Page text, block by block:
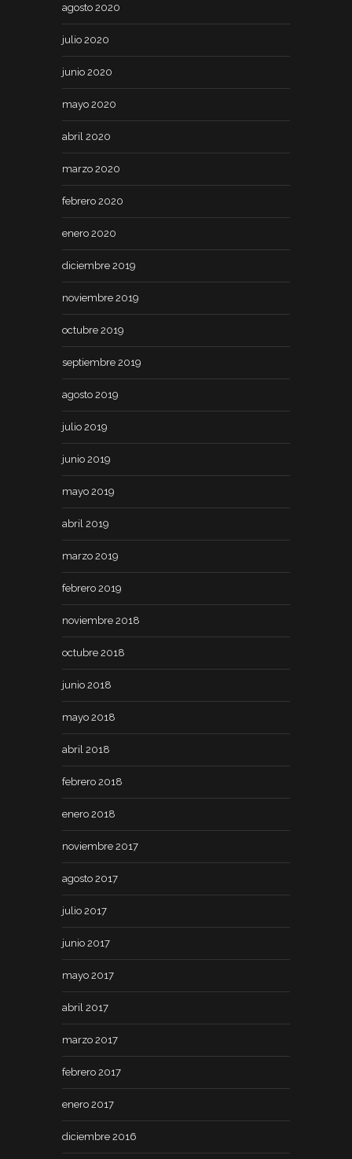
agosto 2020
julio 2020
junio 2020
mayo 2020
abril 2020
marzo 2020
febrero 2020
enero 2020
diciembre 2019
noviembre 2019
octubre 2019
septiembre 2019
agosto 2019
julio 2019
junio 2019
mayo 2019
abril 2019
marzo 2019
febrero 2019
noviembre 2018
octubre 2018
junio 2018
mayo 2018
abril 2018
febrero 2018
enero 2018
noviembre 2017
agosto 2017
julio 2017
junio 2017
mayo 2017
abril 2017
marzo 2017
febrero 2017
enero 2017
diciembre 2016